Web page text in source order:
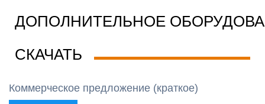
ДОПОЛНИТЕЛЬНОЕ
СКАЧАТЬ
Коммерческое предложение (краткое)